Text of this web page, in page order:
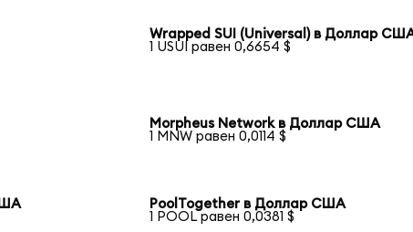
Wrapped SUI (Universal) в Доллар
1 USUI равен 0,6654 $
Morpheus Network в Доллар США
1 MNW равен 0,0114 $
PoolTogether в Доллар США
1 POOL равен 0,0381 $